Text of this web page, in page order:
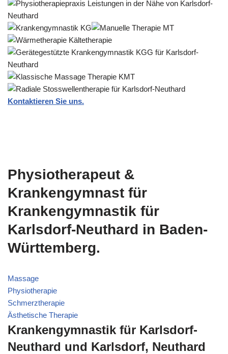
Kontaktieren Sie uns.
Physiotherapeut &
Krankengymnast für
Krankengymnastik für
Karlsdorf-Neuthard in Baden-
Württemberg.
Massage
Physiotherapie
Schmerztherapie
Ästhetische Therapie
Krankengymnastik für Karlsdorf-
Neuthard und Karlsdorf, Neuthard